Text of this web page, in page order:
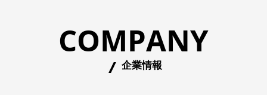
COMPANY
企業情報